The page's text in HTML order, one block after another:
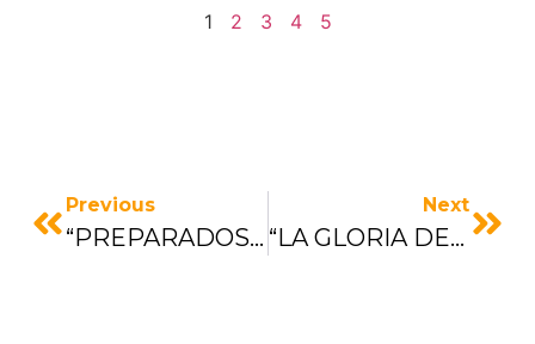
1 2 3 4 5
Previous
“PREPARADOS PARA LA PROMESA”
Next
“LA GLORIA DE LA OBEDIENCIA“